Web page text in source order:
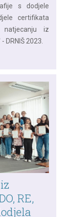
s dodjele
certifikata
natjecanju iz
DRNIŠ 2023.
RE,